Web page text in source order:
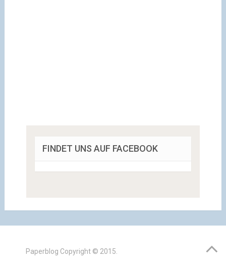
FINDET UNS AUF FACEBOOK
Paperblog Copyright © 2015.